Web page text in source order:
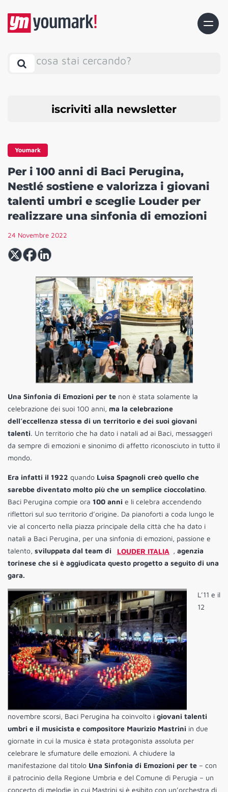
cosa stai cercando?
iscriviti alla newsletter
Youmark
Per i 100 anni di Baci Perugina,
Nestlé sostiene e valorizza i giovani
talenti umbri e sceglie Louder per
realizzare una sinfonia di emozioni
24 Novembre 2022
Una Sinfonia di Emozioni per te non è stata solamente la
celebrazione dei suoi 100 anni, ma la celebrazione
dell’eccellenza stessa di un territorio e dei suoi giovani
talenti. Un territorio che ha dato i natali ad ai Baci, messaggeri
da sempre di emozioni e sinonimo di affetto riconosciuto in tutto il
mondo.
Era infatti il 1922 quando Luisa Spagnoli creò quello che
sarebbe diventato molto più che un semplice cioccolatino.
Baci Perugina compie ora 100 anni e li celebra accendendo
riflettori sul suo territorio d’origine. Da pianoforti a coda lungo le
vie al concerto nella piazza principale della città che ha dato i
natali a Baci Perugina, per una sinfonia di emozioni, passione e
talento, sviluppata dal team di LOUDER ITALIA , agenzia
torinese che si è aggiudicata questo progetto a seguito di una
gara.
L’11 e il
12
novembre scorsi, Baci Perugina ha coinvolto i giovani talenti
umbri e il musicista e compositore Maurizio Mastrini in due
giornate in cui la musica è stata protagonista assoluta per
celebrare le sfumature delle emozioni. A chiudere la
manifestazione dal titolo Una Sinfonia di Emozioni per te – con
il patrocinio della Regione Umbria e del Comune di Perugia – un
concerto di melodie in cui Mastrini si è esibito con un’orchestra di